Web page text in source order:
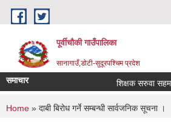
Skip to main content
पूर्वीचौकी गाउँपालिका
सानागाउँ,डोटी-सुदूरपश्चिम प्रदेश
समाचार शिक्षक सरुवा
You are here
Home » दाबी बिरोध गर्ने सम्बन्धी सार्वजनिक सूचना ।